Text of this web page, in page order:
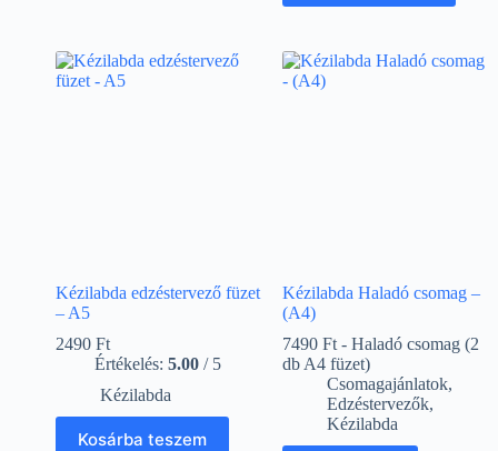
Kézilabda edzéstervező füzet
– A5
2490 Ft
Értékelés: 5.00 / 5
Kézilabda
Kosárba teszem
Kézilabda Haladó csomag –
(A4)
7490 Ft - Haladó csomag (2
db A4 füzet)
Csomagajánlatok,
Edzéstervezők,
Kézilabda